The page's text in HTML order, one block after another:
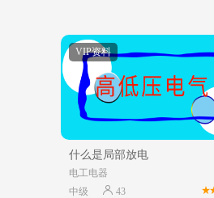
VIP资料
什么是局部放电
电工电器
中级
43